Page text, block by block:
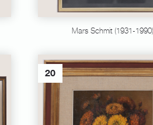
Mars Schmit (1931-1990)
20